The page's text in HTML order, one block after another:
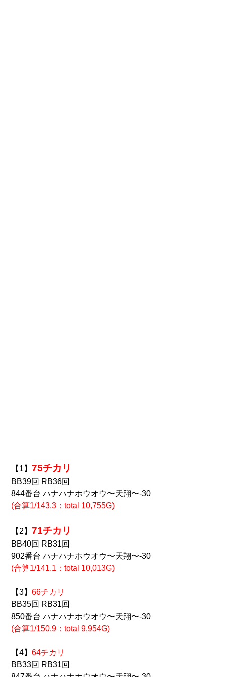
【1】75チカリ
BB39回 RB36回
844番台 ハナハナホウオウ〜天翔〜-30
(合算1/143.3：total 10,755G)
【2】71チカリ
BB40回 RB31回
902番台 ハナハナホウオウ〜天翔〜-30
(合算1/141.1：total 10,013G)
【3】66チカリ
BB35回 RB31回
850番台 ハナハナホウオウ〜天翔〜-30
(合算1/150.9：total 9,954G)
【4】64チカリ
BB33回 RB31回